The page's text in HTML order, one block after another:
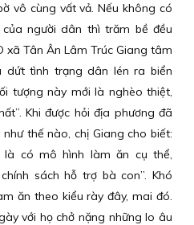
vô cùng vất vả. Nếu không có
người dân thì trăm bề đều
xã Tân Ân Lâm Trúc Giang tâm
dứt tình trạng dân lén ra biển
tượng này mới là nghèo thiệt,
Khi được hỏi địa phương đã
thế nào, chị Giang cho biết:
là có mô hình làm ăn cụ thể,
sách hỗ trợ bà con”. Khó
ăn theo kiểu rày đây, mai đó.
với họ chở nặng những lo âu